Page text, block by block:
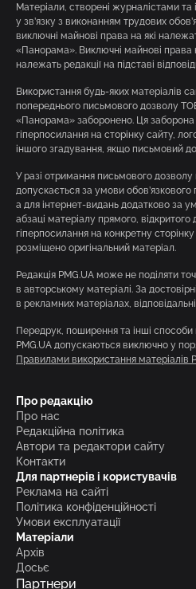
Матеріали, створені журналістами та
у зв’язку з виконанням трудових
виключні майнові права на які
«Панорама». Виключні майнові права
належать редакції на підставі
Використання будь-яких матеріалів
попереднього письмового дозволу
«Панорама» заборонено. Ця заборона
гіперпосилання на сторінку сайту,
іншого згадування, якщо письмовий
У разі отримання письмового дозволу
допускається за умови
а для інтернет-видань додатково за
абзаці матеріалу прямого,
гіперпосилання на конкретну
розміщено оригінальний матеріал.
Редакція PMG.UA може не поділяти
в авторському матеріалі. За
в рекламних матеріалах,
Передрук, поширення та інші способи
PMG.UA допускаються виключно у
Правилами використання матеріалів
Про редакцію
Про нас
Редакційна політика
Автори та редактори сайту
Контакти
Для партнерів і користувачів
Реклама на сайті
Політика конфіденційності
Умови експлуатації
Матеріали
Архів
Досьє
Партнери